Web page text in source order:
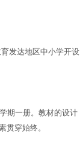
发达地区中小学开设
期一册。教材的设计
穿始终。